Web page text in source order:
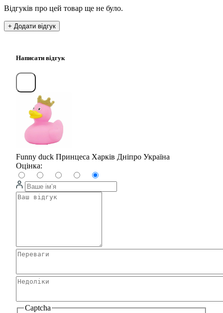
Відгуків про цей товар ще не було.
+ Додати відгук
Написати відгук
Funny duck Принцеса Харків Дніпро Україна
Оцінка:
Captcha